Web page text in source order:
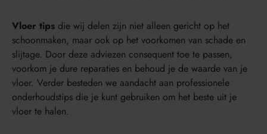
Vloer tips die wij delen zijn niet alleen gericht op het
schoonmaken, maar ook op het voorkomen van schade en
slijtage. Door deze adviezen consequent toe te passen,
voorkom je dure reparaties en behoud je de waarde van je
vloer. Verder besteden we aandacht aan professionele
onderhoudstips die je kunt gebruiken om het beste uit je
vloer te halen.